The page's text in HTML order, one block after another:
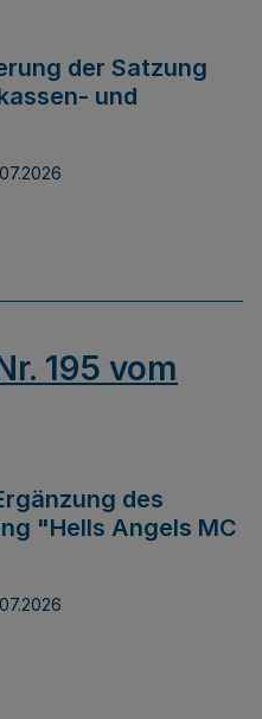
der Satzung
und
195 vom
des
"Hells Angels MC